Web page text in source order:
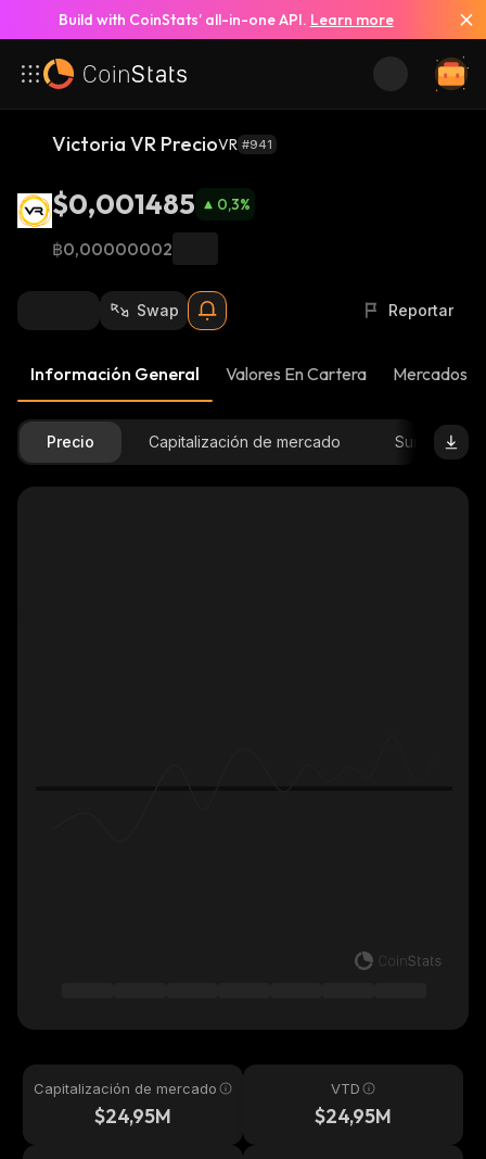
Build with CoinStats’ all-in-one API. Learn more
Victoria VR PrecioVR #941
$0,001485 0,3%
฿0,00000002
Swap Reportar
Información General Valores En Cartera Mercados
Precio Capitalización de mercado Suministro
Capitalización de mercado
$24,95M
VTD
$24,95M